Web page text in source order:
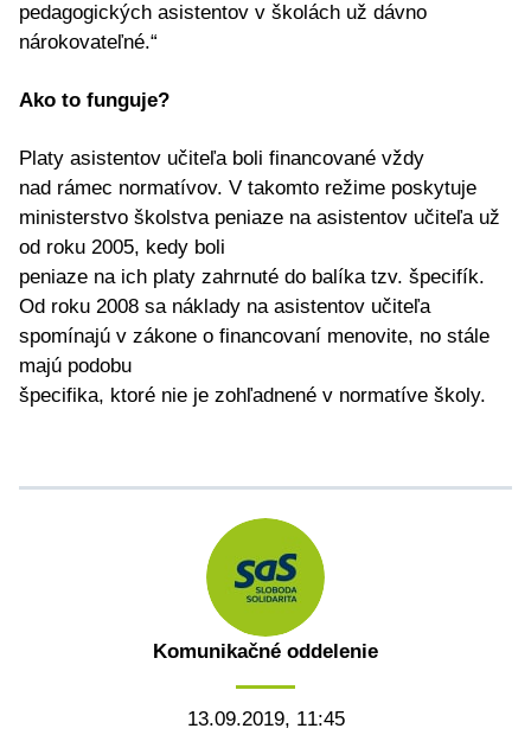
pedagogických asistentov v školách už dávno
nárokovateľné.“
Ako to funguje?
Platy asistentov učiteľa boli financované vždy
nad rámec normatívov. V takomto režime poskytuje
ministerstvo školstva peniaze na asistentov učiteľa už
od roku 2005, kedy boli
peniaze na ich platy zahrnuté do balíka tzv. špecifík.
Od roku 2008 sa náklady na asistentov učiteľa
spomínajú v zákone o financovaní menovite, no stále
majú podobu
špecifika, ktoré nie je zohľadnené v normatíve školy.
Komunikačné oddelenie
13.09.2019, 11:45